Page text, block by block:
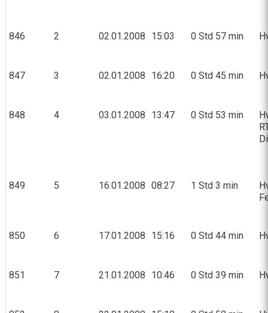
846 2 02.01.2008 15:03 0 Std 57 min
847 3 02.01.2008 16:20 0 Std 45 min
848 4 03.01.2008 13:47 0 Std 53 min
849 5 16.01.2008 08:27 1 Std 3 min
850 6 17.01.2008 15:16 0 Std 44 min
851 7 21.01.2008 10:46 0 Std 39 min